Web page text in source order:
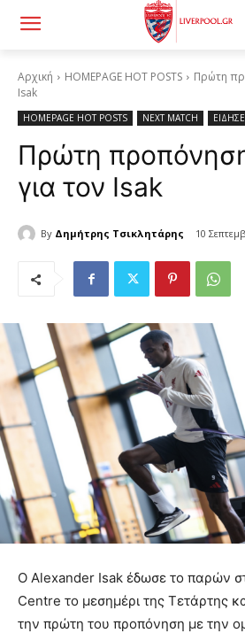
Αρχική HOMEPAGE HOT POSTS
Πρώτη
Isak
HOMEPAGE HOT POSTS NEXT MATCH
Πρώτη
για τον Isak
By Δημήτρης Τσικλητάρης 10
Ο Alexander Isak έδωσε το παρών
Centre το μεσημέρι της Τετάρτης
την πρώτη του προπόνηση με την